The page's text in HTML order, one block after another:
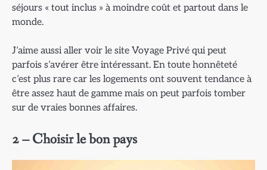
séjours « tout inclus » à moindre coût et partout dans le
monde.
J’aime aussi aller voir le site Voyage Privé qui peut
parfois s’avérer être intéressant. En toute honnêteté
c’est plus rare car les logements ont souvent tendance à
être assez haut de gamme mais on peut parfois tomber
sur de vraies bonnes affaires.
2 – Choisir le bon pays